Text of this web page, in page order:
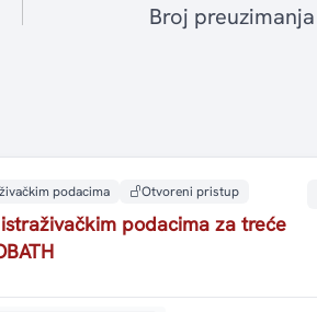
Broj preuzimanja
podacima Otvoreni pristup
podacima za treće